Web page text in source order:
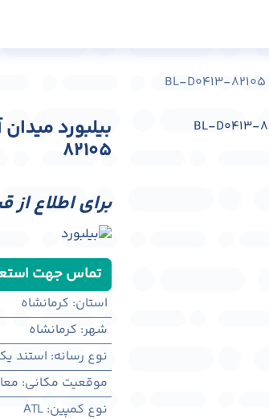
82105
برای اطلاع
تماس جهت
استان: کرمانشاه
شهر: كرمانشاه
نوع رسانه: استند
موقعیت مکانی:
نوع کمپین:
ATL